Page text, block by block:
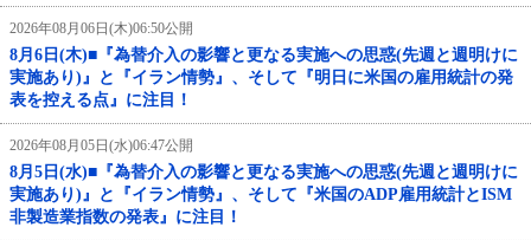
2026年08月06日(木)06:50公開
8月6日(木)■『為替介入の影響と更なる実施への思惑(先週と週明けに
実施あり)』と『イラン情勢』、そして『明日に米国の雇用統計の発
表を控える点』に注目！
2026年08月05日(水)06:47公開
8月5日(水)■『為替介入の影響と更なる実施への思惑(先週と週明けに
実施あり)』と『イラン情勢』、そして『米国のADP雇用統計とISM
非製造業指数の発表』に注目！